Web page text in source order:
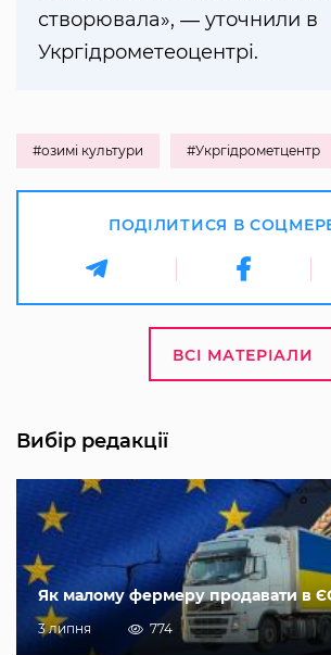
створювала», ― уточнили в
Укргідрометеоцентрі.
#озимі культури #Укргідрометцентр
ПОДІЛИТИСЯ В
ВСІ МАТЕРІАЛИ
Вибір редакції
Як малому фермеру продавати в
3 липня 774